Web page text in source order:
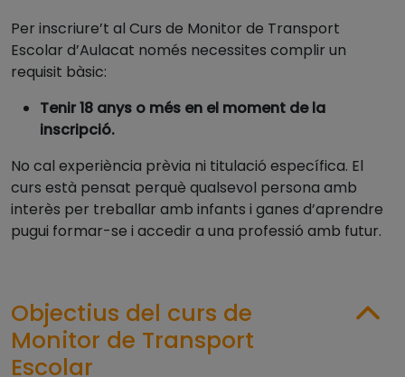
Per inscriure’t al Curs de Monitor de Transport
Escolar d’Aulacat només necessites complir un
requisit bàsic:
Tenir 18 anys o més en el moment de la
inscripció.
No cal experiència prèvia ni titulació específica. El
curs està pensat perquè qualsevol persona amb
interès per treballar amb infants i ganes d’aprendre
pugui formar-se i accedir a una professió amb futur.
Objectius del curs de
Monitor de Transport
Escolar